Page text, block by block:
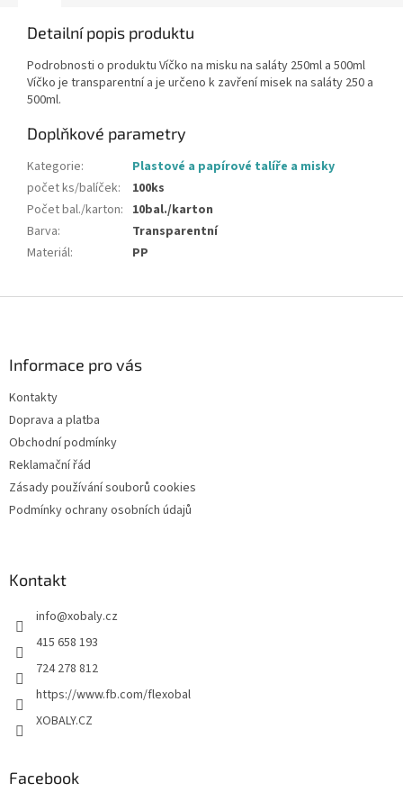
Detailní popis produktu
Podrobnosti o produktu Víčko na misku na saláty 250ml a 500ml
Víčko je transparentní a je určeno k zavření misek na saláty 250 a
500ml.
Doplňkové parametry
Kategorie:
Plastové a papírové talíře a misky
počet ks/balíček:
100ks
Počet bal./karton: 10bal./karton
Barva:
Transparentní
Materiál: PP
Informace pro vás
Kontakty
Doprava a platba
Obchodní podmínky
Reklamační řád
Zásady používání souborů cookies
Podmínky ochrany osobních údajů
Kontakt
info@xobaly.cz
415 658 193
724 278 812
https://www.fb.com/flexobal
XOBALY.CZ
Facebook